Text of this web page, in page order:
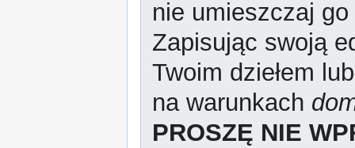
nie umieszczaj
Zapisując swoją
Twoim dziełem
na warunkach
PROSZĘ NIE